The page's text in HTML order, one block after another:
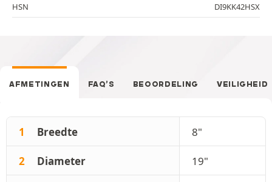
HSN
DI9KK42HSX
AFMETINGEN FAQ’S BEOORDELING VEILIGHEID
1 Breedte 8"
2 Diameter 19"